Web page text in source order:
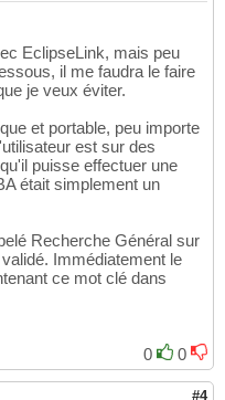
EclipseLink, mais peu
il me faudra le faire
je veux éviter.
et portable, peu importe
est sur des
puisse effectuer une
était simplement un
Recherche Général sur
Immédiatement le
ce mot clé dans
0
0
#4